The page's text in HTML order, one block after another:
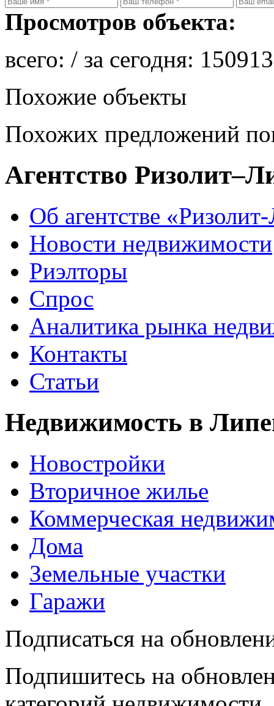
Просмотров объекта:
всего: / за сегодня:
Похожие объекты
Похожих предложений
Агентство
Об агентстве
Новости недвижимости
Риэлторы
Спрос
Аналитика рынка
Контакты
Статьи
Недвижимость в
Новостройки
Вторичное жилье
Коммерческая
Дома
Земельные участки
Гаражи
Подписаться на
Подпишитесь на